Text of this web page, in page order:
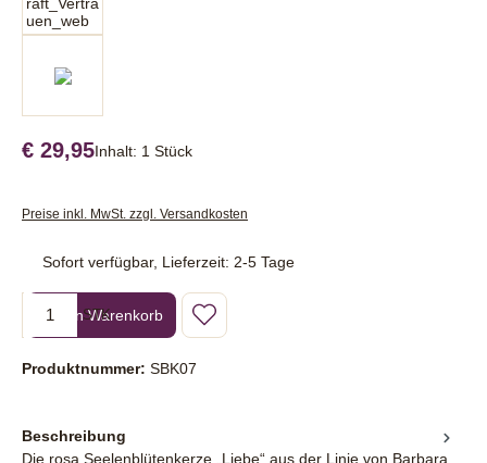
€ 29,95Inhalt: 1 Stück
Preise inkl. MwSt. zzgl. Versandkosten
Sofort verfügbar, Lieferzeit: 2-5 Tage
Produkt Anzahl: Gib den gewünschten Wert ein oder benutze die
STK
In den Warenkorb
Produktnummer: SBK07
Beschreibung
Die rosa Seelenblütenkerze „Liebe“ aus der Linie von Barbara